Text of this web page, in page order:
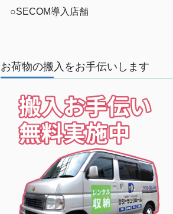
○SECOM導入店舗
お荷物の搬入をお手伝いします